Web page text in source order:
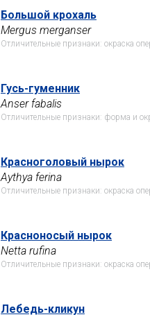
Большой крохаль
Mergus merganser
Отличительные признаки: окраска
Гусь-гуменник
Anser fabalis
Отличительные признаки: форма и
Красноголовый нырок
Aythya ferina
Отличительные признаки: окраска
Красноносый нырок
Netta rufina
Отличительные признаки: окраска
Лебедь-кликун